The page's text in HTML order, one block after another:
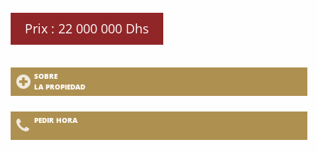
Prix : 22 000 000 Dhs
SOBRE
LA PROPIEDAD
PEDIR HORA